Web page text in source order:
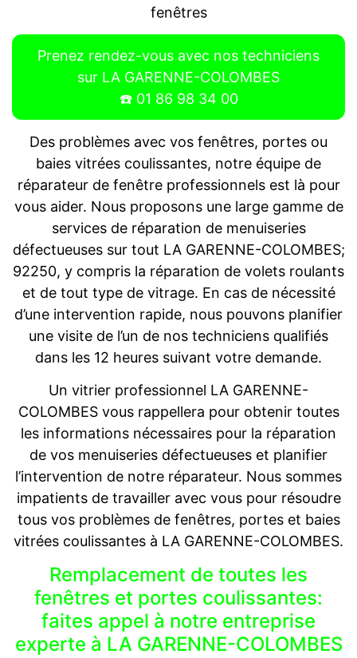
fenêtres
Prenez rendez-vous avec nos techniciens
sur LA GARENNE-COLOMBES
☎️ 01 86 98 34 00
Des problèmes avec vos fenêtres, portes ou
baies vitrées coulissantes, notre équipe de
réparateur de fenêtre professionnels est là pour
vous aider. Nous proposons une large gamme de
services de réparation de menuiseries
défectueuses sur tout LA GARENNE-COLOMBES;
92250, y compris la réparation de volets roulants
et de tout type de vitrage. En cas de nécessité
d’une intervention rapide, nous pouvons planifier
une visite de l’un de nos techniciens qualifiés
dans les 12 heures suivant votre demande.
Un vitrier professionnel LA GARENNE-
COLOMBES vous rappellera pour obtenir toutes
les informations nécessaires pour la réparation
de vos menuiseries défectueuses et planifier
l’intervention de notre réparateur. Nous sommes
impatients de travailler avec vous pour résoudre
tous vos problèmes de fenêtres, portes et baies
vitrées coulissantes à LA GARENNE-COLOMBES.
Remplacement de toutes les
fenêtres et portes coulissantes:
faites appel à notre entreprise
experte à LA GARENNE-COLOMBES